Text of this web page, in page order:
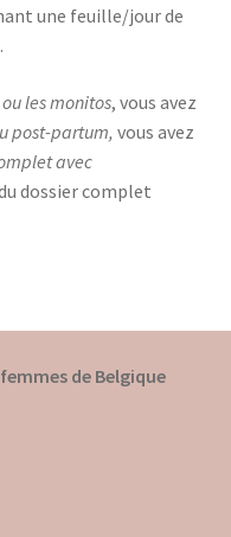
une feuille/jour de
les monitos, vous avez
post-partum, vous avez
avec
dossier complet
de Belgique